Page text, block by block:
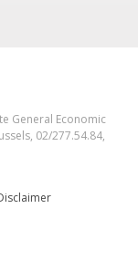
General Economic
02/277.54.84,